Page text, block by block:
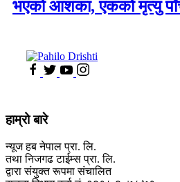
भएको आशंका, एकको मृत्यु
हाम्रो बारे
न्यूज हब नेपाल प्रा. लि.
तथा निजगढ टाईम्स प्रा. लि.
द्वारा संयुक्त रूपमा संचालित